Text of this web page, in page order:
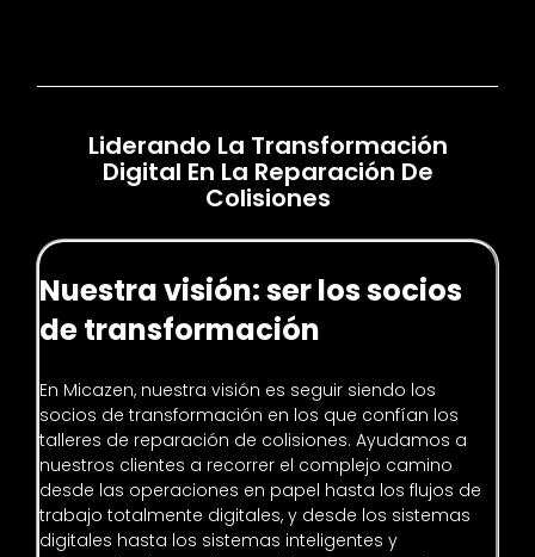
Liderando La Transformación
Digital En La Reparación De
Colisiones
Nuestra visión: ser los socios
de transformación
En Micazen, nuestra visión es seguir siendo los
socios de transformación en los que confían los
talleres de reparación de colisiones. Ayudamos a
nuestros clientes a recorrer el complejo camino
desde las operaciones en papel hasta los flujos de
trabajo totalmente digitales, y desde los sistemas
digitales hasta los sistemas inteligentes y